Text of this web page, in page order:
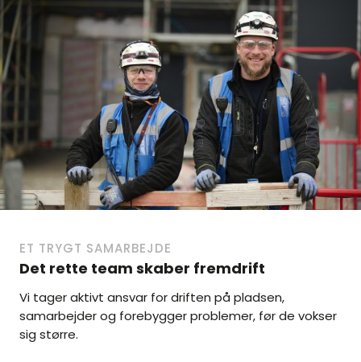
ET TRYGT SAMARBEJDE
Det rette team skaber fremdrift
Vi tager aktivt ansvar for driften på pladsen,
samarbejder og forebygger problemer, før de vokser
sig større.